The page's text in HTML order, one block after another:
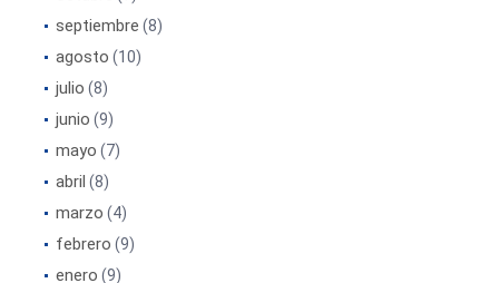
septiembre (8)
agosto (10)
julio (8)
junio (9)
mayo (7)
abril (8)
marzo (4)
febrero (9)
enero (9)